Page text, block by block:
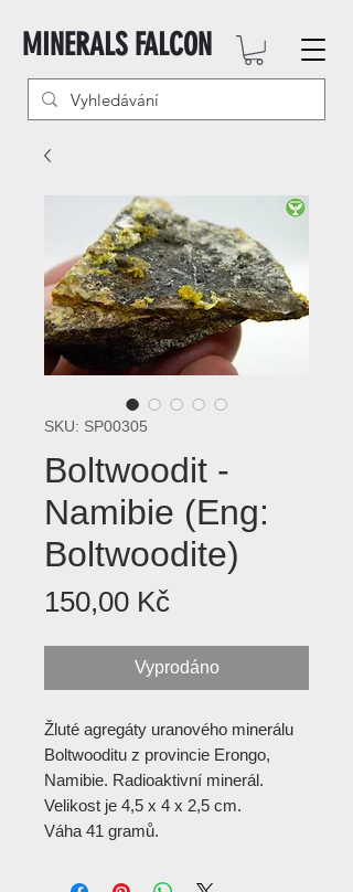
MINERALS FALCON
SKU: SP00305
Boltwoodit -
Namibie (Eng:
Boltwoodite)
150,00 KčCena
Vyprodáno
Žluté agregáty uranového minerálu
Boltwooditu z provincie Erongo,
Namibie. Radioaktivní minerál.
Velikost je 4,5 x 4 x 2,5 cm.
Váha 41 gramů.